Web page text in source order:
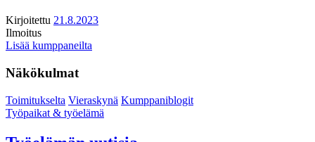
Kirjoitettu 21.8.2023
Ilmoitus
Lisää kumppaneilta
Näkökulmat
Toimitukselta Vieraskynä Kumppaniblogit
Työpaikat & työelämä